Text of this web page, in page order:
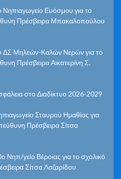
Ευόσμου για το
Πρέσβειρα Μπακαλοπούλου
ΔΣ Μηλεών-Καλών Νερών για το
Πρέσβειρα Αικατερίνη Σ.
στο Διαδίκτυο 2026-2029
Σταυρού Ημαθίας για
Πρέσβειρα Σίτσα
Νηπ/γείο Βέροιας για το σχολικό
Σίτσα Λαζαρίδου